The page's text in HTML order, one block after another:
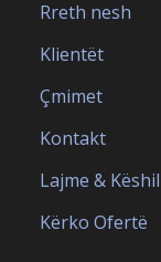
Rreth nesh
Klientët
Çmimet
Kontakt
Lajme &
Kërko Ofertë